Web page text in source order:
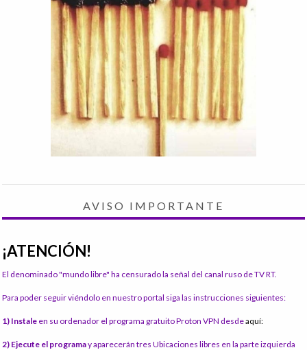
AVISO IMPORTANTE
¡ATENCIÓN!
El denominado "mundo libre" ha censurado la señal del canal ruso de TV RT.
Para poder seguir viéndolo en nuestro portal siga las instrucciones siguientes:
1) Instale en su ordenador el programa gratuito Proton VPN desdeaquí:
2) Ejecute el programay aparecerán tres Ubicaciones libres en la parte izquierda